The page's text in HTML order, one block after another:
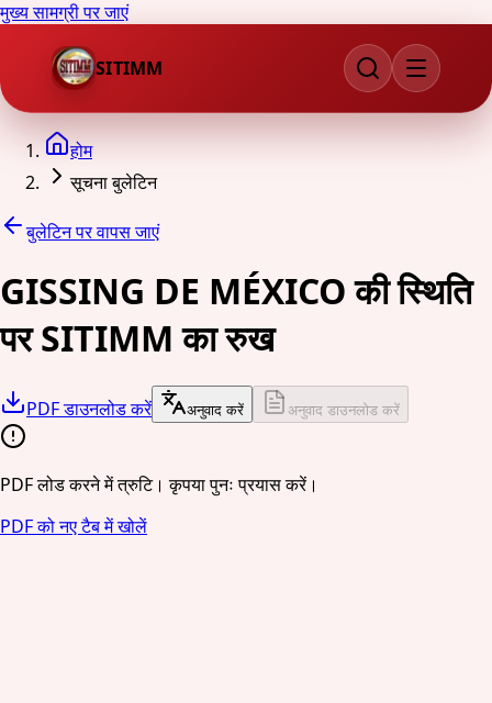
मुख्य सामग्री पर जाएं
SITIMM
होम
सूचना बुलेटिन
बुलेटिन पर वापस जाएं
GISSING DE MÉXICO की स्थिति
पर SITIMM का रुख
PDF डाउनलोड करें अनुवाद करें अनुवाद डाउनलोड करें
PDF लोड करने में त्रुटि। कृपया पुनः प्रयास करें।
PDF को नए टैब में खोलें